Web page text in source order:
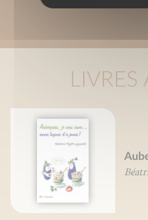
LIVRES